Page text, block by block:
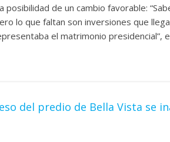
de un cambio favorable:
lo que faltan son inversiones que
el matrimonio presidencial”,
del predio de Bella Vista se